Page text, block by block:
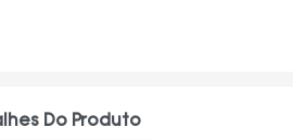
Do Produto